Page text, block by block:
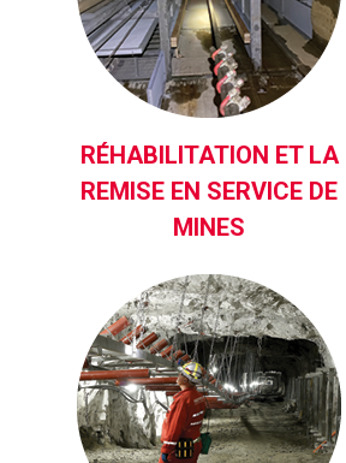
RÉHABILITATION ET LA
REMISE EN SERVICE DE
MINES